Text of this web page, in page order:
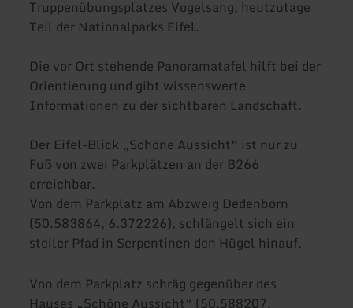
Truppenübungsplatzes Vogelsang, heutzutage
Teil der Nationalparks Eifel.
Die vor Ort stehende Panoramatafel hilft bei der
Orientierung und gibt wissenswerte
Informationen zu der sichtbaren Landschaft.
Der Eifel-Blick „Schöne Aussicht“ ist nur zu
Fuß von zwei Parkplätzen an der B266
erreichbar.
Von dem Parkplatz am Abzweig Dedenborn
(50.583864, 6.372226), schlängelt sich ein
steiler Pfad in Serpentinen den Hügel hinauf.
Von dem Parkplatz schräg gegenüber des
Hauses „Schöne Aussicht“ (50.588207,